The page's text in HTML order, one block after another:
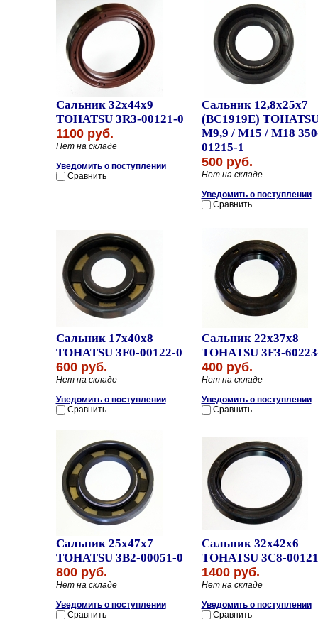
Сальник 32x44x9
TOHATSU 3R3-00121-0
1100 руб.
Нет на складе
Уведомить о поступлении
Сравнить
Сальник 12,8x25x7
(BC1919E)
M9,9 / M15 / M18
01215-1
500 руб.
Нет на складе
Уведомить о поступлении
Сравнить
Сальник 17x40x8
TOHATSU 3F0-00122-0
600 руб.
Нет на складе
Уведомить о поступлении
Сравнить
Сальник 22x37x8
TOHATSU 3F3-
400 руб.
Нет на складе
Уведомить о поступлении
Сравнить
Сальник 25x47x7
TOHATSU 3B2-00051-0
800 руб.
Нет на складе
Уведомить о поступлении
Сравнить
Сальник 32x42x6
TOHATSU 3C8-
1400 руб.
Нет на складе
Уведомить о поступлении
Сравнить